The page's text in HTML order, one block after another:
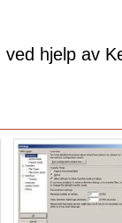
hjelp av